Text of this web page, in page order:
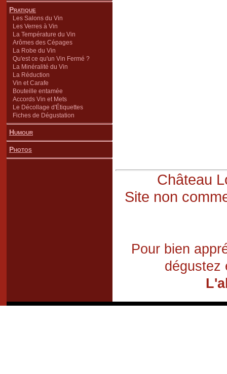
Pratique
Les Salons du Vin
Les Verres à Vin
La Température du Vin
Arômes des Cépages
La Robe du Vin
Qu'est ce qu'un Vin Fermé ?
La Minéralité du Vin
La Réduction
Vin et Carafe
Bouteille entamée
Accords Vin et Mets
Le Décollage d'Étiquettes
Fiches de Dégustation
Humour
Photos
Château
Site non
Pour bien
dégustez